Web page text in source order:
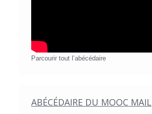
Parcourir tout l’abécédaire
ABÉCÉDAIRE DU MOOC MAIL